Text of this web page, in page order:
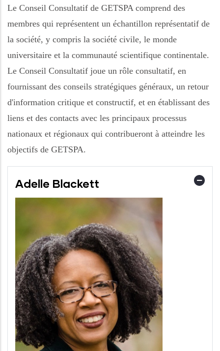
Le Conseil Consultatif de GETSPA comprend des
membres qui représentent un échantillon représentatif de
la société, y compris la société civile, le monde
universitaire et la communauté scientifique continentale.
Le Conseil Consultatif joue un rôle consultatif, en
fournissant des conseils stratégiques généraux, un retour
d'information critique et constructif, et en établissant des
liens et des contacts avec les principaux processus
nationaux et régionaux qui contribueront à atteindre les
objectifs de GETSPA.
Adelle Blackett